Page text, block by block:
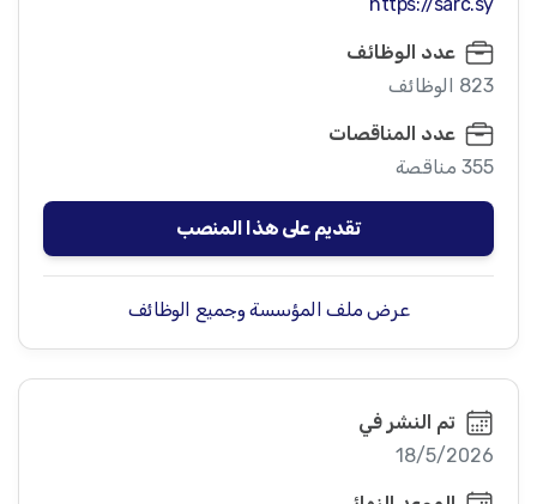
عدد الوظائف
823 الوظائف
عدد المناقصات
355 مناقصة
تقديم على هذا المنصب
عرض ملف المؤسسة وجميع الوظائف
تم النشر في
18/5/2026